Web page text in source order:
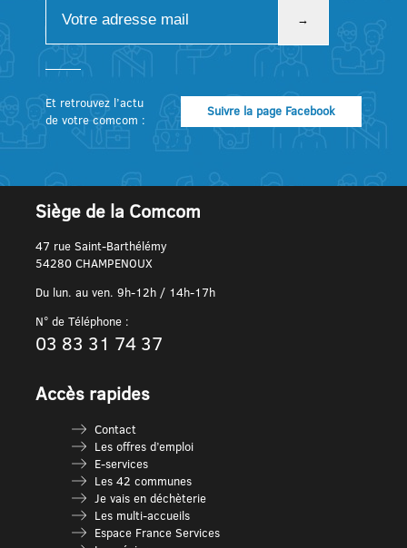
Et retrouvez l’actu
de votre comcom :
Suivre la page Facebook
Siège de la Comcom
47 rue Saint-Barthélémy
54280 CHAMPENOUX
Du lun. au ven. 9h-12h / 14h-17h
N° de Téléphone :
03 83 31 74 37
Accès rapides
Contact
Les offres d’emploi
E-services
Les 42 communes
Je vais en déchèterie
Les multi-accueils
Espace France Services